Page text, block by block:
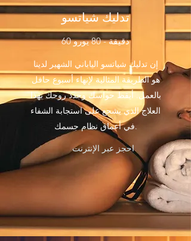
تدليك شياتسو
60 دقيقة - 80 يورو
إن تدليك شياتسو الياباني الشهير لدينا
هو الطريقة المثالية لإنهاء أسبوع حافل
بالعمل. أيقظ حواسك وجدد روحك بهذا
العلاج الذي يشجع على استجابة الشفاء
في أعماق نظام جسمك.
احجز عبر الإنترنت